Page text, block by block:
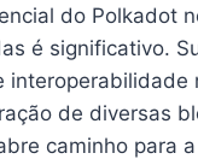
do Polkadot
é significativo.
interoperabilidade
de diversas
caminho para